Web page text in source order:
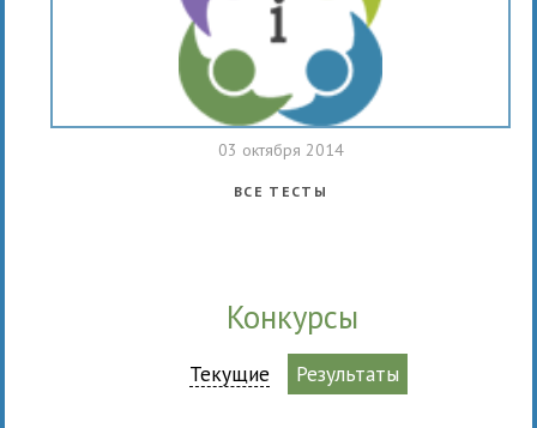
03 октября 2014
ВСЕ ТЕСТЫ
Конкурсы
Текущие Результаты